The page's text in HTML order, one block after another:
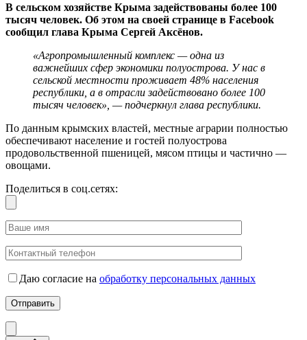
В сельском хозяйстве Крыма задействованы более 100
тысяч человек. Об этом на своей странице в Facebook
сообщил глава Крыма Сергей Аксёнов.
«Агропромышленный комплекс — одна из
важнейших сфер экономики полуострова. У нас в
сельской местности проживает 48% населения
республики, а в отрасли задействовано более 100
тысяч человек», — подчеркнул глава республики.
По данным крымских властей, местные аграрии полностью
обеспечивают население и гостей полуострова
продовольственной пшеницей, мясом птицы и частично —
овощами.
Поделиться в соц.сетях:
Даю согласие на обработку персональных данных